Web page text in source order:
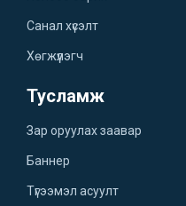
Санал хүсэлт
Хөгжүүлэгч
Тусламж
Зар оруулах заавар
Баннер
Түгээмэл асуулт